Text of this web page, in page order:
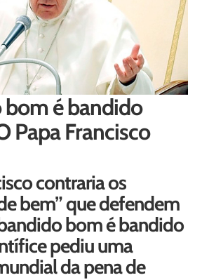
bom é bandido
Papa Francisco
contraria os
bem” que defendem
bom é bandido
pediu uma
da pena de